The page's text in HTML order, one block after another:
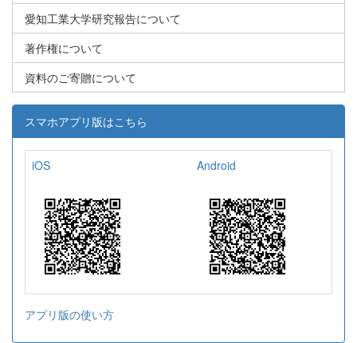
愛知工業大学研究報告について
著作権について
資料のご寄贈について
スマホアプリ版はこちら
iOS Android
アプリ版の使い方